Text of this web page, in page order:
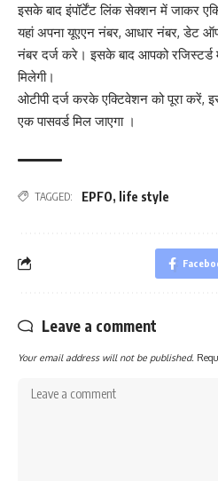
इसके बाद इंपॉर्टेंट लिंक सेक्शन में जाकर
यहां अपना यूएएन नंबर, आधार नंबर, डेट
नंबर दर्ज करे। इसके बाद आपको रजिस्टर्ड
मिलेगी।
ओटीपी दर्ज करके एक्टिवेशन को पूरा करें,
एक पासवर्ड मिल जाएगा ।
TAGGED: EPFO, life style
Leave a comment
Your email address will not be published.